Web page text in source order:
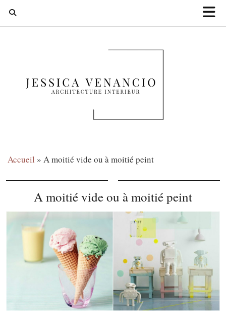
Accueil » A moitié vide ou à moitié peint
A moitié vide ou à moitié peint